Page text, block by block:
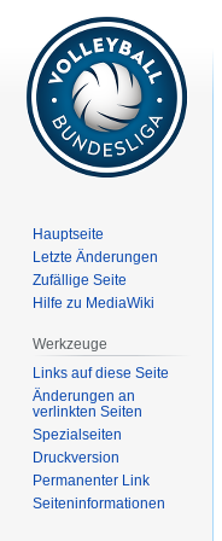
Hauptseite
Letzte Änderungen
Zufällige Seite
Hilfe zu MediaWiki
Werkzeuge
Links auf diese Seite
Änderungen an
verlinkten Seiten
Spezialseiten
Druckversion
Permanenter Link
Seiten­­informationen